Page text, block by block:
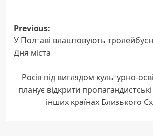
Post
navigation
Previous:
У Полтаві влаштовують
Дня міста
Росія під виглядом культурно-
планує відкрити
інших країнах Близького